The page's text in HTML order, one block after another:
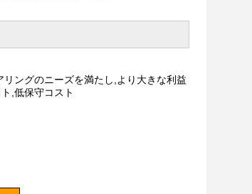
ングのニーズを満たし,より大きな利益
,低保守コスト